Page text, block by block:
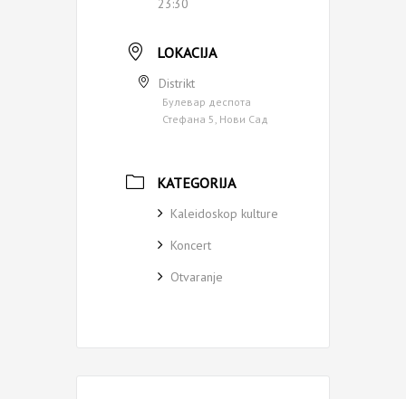
23:30
LOKACIJA
Distrikt
Булевар деспота
Стефана 5, Нови Сад
KATEGORIJA
Kaleidoskop kulture
Koncert
Otvaranje